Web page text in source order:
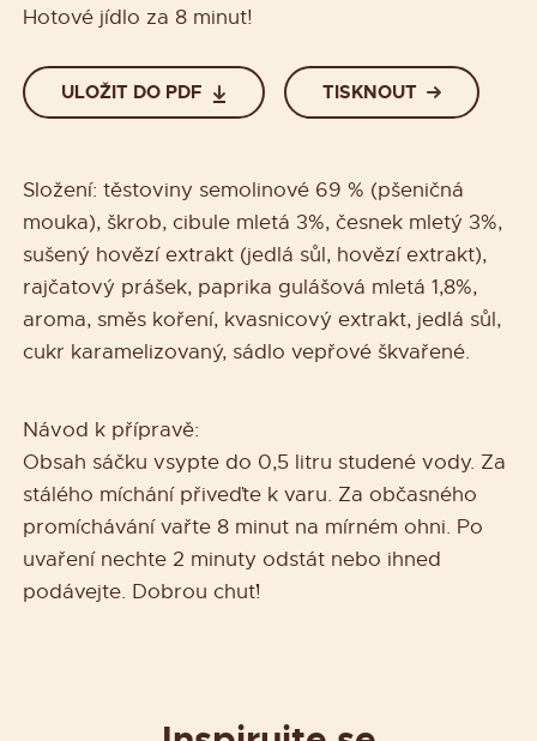
Hotové jídlo za 8 minut!
ULOŽIT DO PDF TISKNOUT
Složení: těstoviny semolinové 69 % (pšeničná
mouka), škrob, cibule mletá 3%, česnek mletý 3%,
sušený hovězí extrakt (jedlá sůl, hovězí extrakt),
rajčatový prášek, paprika gulášová mletá 1,8%,
aroma, směs koření, kvasnicový extrakt, jedlá sůl,
cukr karamelizovaný, sádlo vepřové škvařené.
Návod k přípravě:
Obsah sáčku vsypte do 0,5 litru studené vody. Za
stálého míchání přiveďte k varu. Za občasného
promíchávání vařte 8 minut na mírném ohni. Po
uvaření nechte 2 minuty odstát nebo ihned
podávejte. Dobrou chuť!